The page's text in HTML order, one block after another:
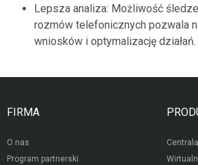
Lepsza analiza: Możliwość
rozmów telefonicznych pozwala
wniosków i optymalizację działań.
FIRMA
O nas
Program partnerski